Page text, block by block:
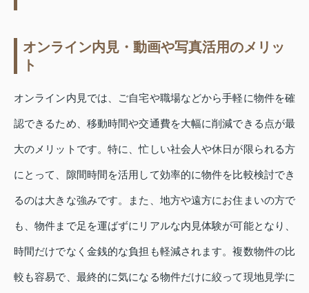
オンライン内見・動画や写真活用のメリッ
ト
オンライン内見では、ご自宅や職場などから手軽に物件を確
認できるため、移動時間や交通費を大幅に削減できる点が最
大のメリットです。特に、忙しい社会人や休日が限られる方
にとって、隙間時間を活用して効率的に物件を比較検討でき
るのは大きな強みです。また、地方や遠方にお住まいの方で
も、物件まで足を運ばずにリアルな内見体験が可能となり、
時間だけでなく金銭的な負担も軽減されます。複数物件の比
較も容易で、最終的に気になる物件だけに絞って現地見学に